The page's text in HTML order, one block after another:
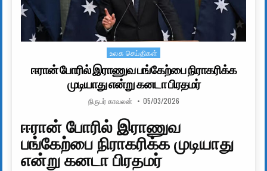
Posted in
உலக செய்திகள்
ஈரான் போரில் இராணுவ பங்கேற்பை நிராகரிக்க
முடியாது என்று கனடா பிரதமர்
AUTHOR:
நிருபர் காவலன் PUBLISHED DATE:
05/03/2026
ஈரான் போரில் இராணுவ
பங்கேற்பை நிராகரிக்க முடியாது
என்று கனடா பிரதமர்